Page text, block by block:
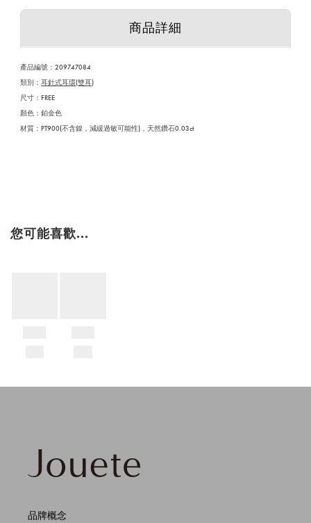
商品詳細
產品編號： 209747084
類別： 耳針式耳環(雙耳)
尺寸：FREE
顏色 ：鉑金色
材質：PT900(不含鎳，減緩過敏可能性)，天然鑽石0.03ct
您可能喜歡...
品牌概念